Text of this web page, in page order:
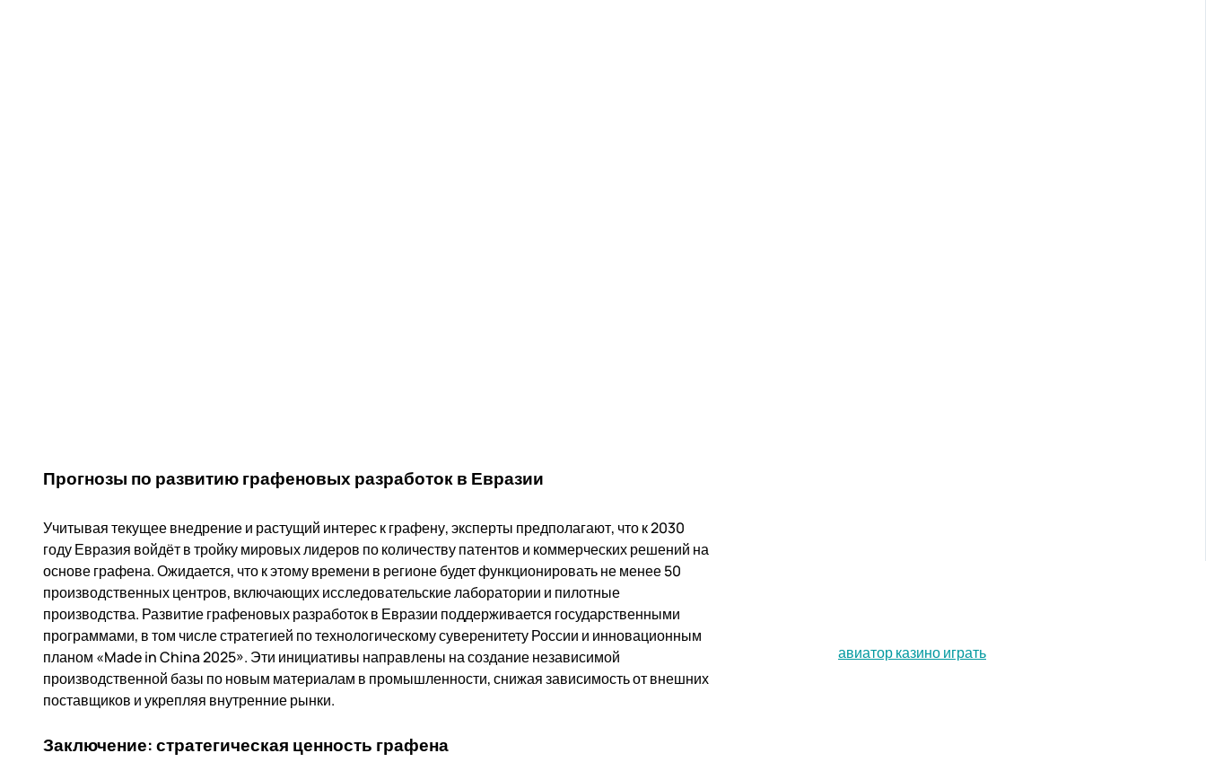
Прогнозы по развитию графеновых разработок в Евразии
Учитывая текущее внедрение и растущий интерес к графену, эксперты предполагают, что к 2030
году Евразия войдёт в тройку мировых лидеров по количеству патентов и коммерческих решений на
основе графена. Ожидается, что к этому времени в регионе будет функционировать не менее 50
производственных центров, включающих исследовательские лаборатории и пилотные
производства. Развитие графеновых разработок в Евразии поддерживается государственными
программами, в том числе стратегией по технологическому суверенитету России и инновационным
планом «Made in China 2025». Эти инициативы направлены на создание независимой
производственной базы по новым материалам в промышленности, снижая зависимость от внешних
поставщиков и укрепляя внутренние рынки.
Заключение: стратегическая ценность графена
авиатор казино играть